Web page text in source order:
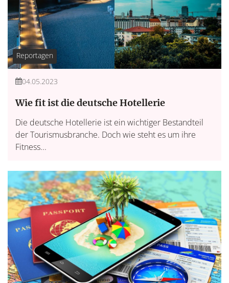
Reportagen
04.05.2023
Wie fit ist die deutsche Hotellerie
Die deutsche Hotellerie ist ein wichtiger Bestandteil
der Tourismusbranche. Doch wie steht es um ihre
Fitness...